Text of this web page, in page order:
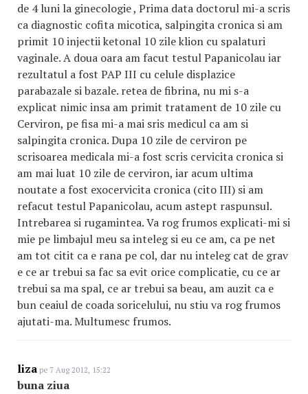
de 4 luni la ginecologie , Prima data doctorul mi-a scris
ca diagnostic cofita micotica, salpingita cronica si am
primit 10 injectii ketonal 10 zile klion cu spalaturi
vaginale. A doua oara am facut testul Papanicolau iar
rezultatul a fost PAP III cu celule displazice
parabazale si bazale. retea de fibrina, nu mi s-a
explicat nimic insa am primit tratament de 10 zile cu
Cerviron, pe fisa mi-a mai sris medicul ca am si
salpingita cronica. Dupa 10 zile de cerviron pe
scrisoarea medicala mi-a fost scris cervicita cronica si
am mai luat 10 zile de cerviron, iar acum ultima
noutate a fost exocervicita cronica (cito III) si am
refacut testul Papanicolau, acum astept raspunsul.
Intrebarea si rugamintea. Va rog frumos explicati-mi si
mie pe limbajul meu sa inteleg si eu ce am, ca pe net
am tot citit ca e rana pe col, dar nu inteleg cat de grav
e ce ar trebui sa fac sa evit orice complicatie, cu ce ar
trebui sa ma spal, ce ar trebui sa beau, am auzit ca e
bun ceaiul de coada soricelului, nu stiu va rog frumos
ajutati-ma. Multumesc frumos.
liza pe 7 Aug 2012, 15:22
buna ziua